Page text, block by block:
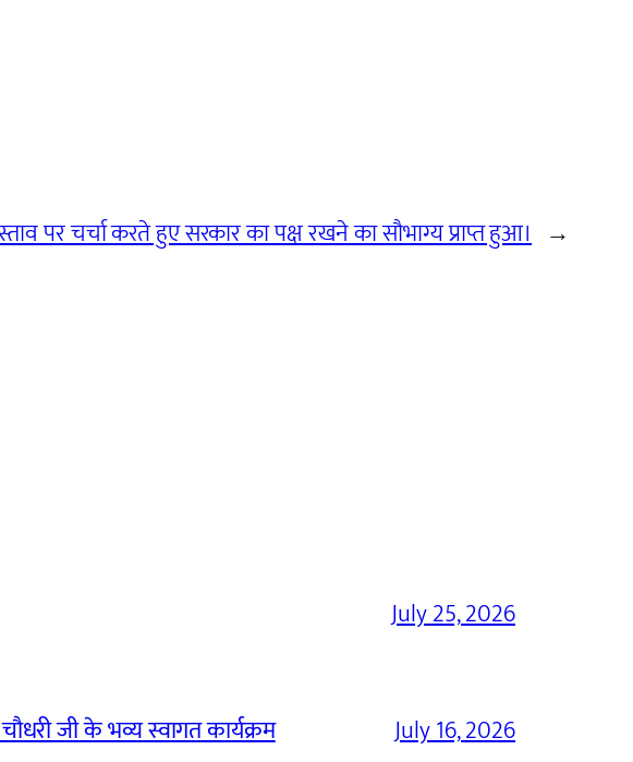
पर चर्चा करते हुए सरकार का पक्ष रखने का सौभाग्य प्राप्त हुआ। →
July 25, 2026
जी के भव्य स्वागत कार्यक्रम July 16, 2026